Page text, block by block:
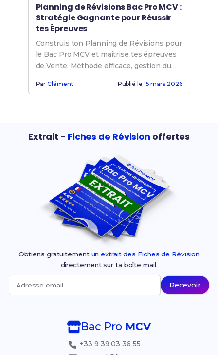
Planning de Révisions Bac Pro MCV :
Stratégie Gagnante pour Réussir
tes Épreuves
Construis ton Planning de Révisions pour
le Bac Pro MCV et maîtrise tes épreuves
de Vente. Méthode efficace, gestion du
stress et préparation à l'oral.
ParClément Publié le 15 mars 2026
Extrait - Fiches de Révision offertes
Obtiens gratuitement un extrait des Fiches de Révision
directement sur ta boîte mail.
Adresse email Recevoir
Bac Pro MCV
+33 9 39 03 36 55